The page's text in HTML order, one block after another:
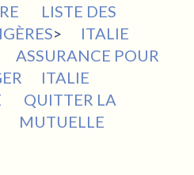
LISTE DES
> ITALIE
ASSURANCE POUR
ITALIE
QUITTER LA
MUTUELLE